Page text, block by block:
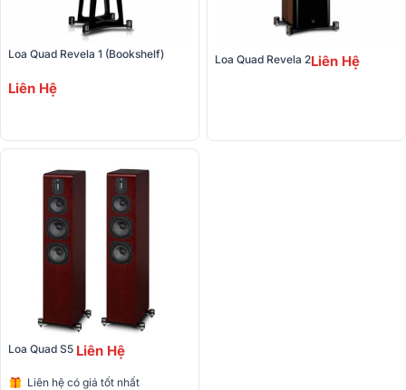
Loa Quad Revela 1 (Bookshelf)
Liên Hệ
Loa Quad Revela 2Liên Hệ
Liên Hệ
Liên hệ có giá tốt nhất